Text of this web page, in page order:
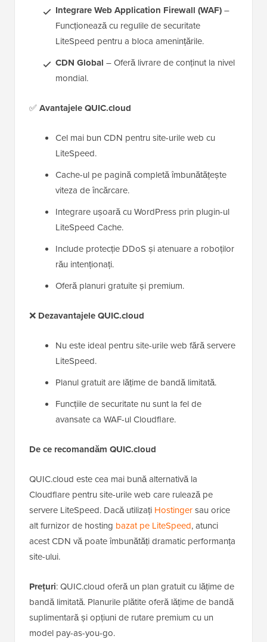
Integrare Web Application Firewall (WAF)–
Funcționează cu regulile de securitate
LiteSpeed pentru a bloca amenințările.
CDN Global – Oferă livrare de conținut la nivel
mondial.
✅Avantajele QUIC.cloud
Cel mai bun CDN pentru site-urile web cu
LiteSpeed.
Cache-ul pe pagină completă îmbunătățește
viteza de încărcare.
Integrare ușoară cu WordPress prin plugin-ul
LiteSpeed Cache.
Include protecție DDoS și atenuare a roboților
rău intenționați.
Oferă planuri gratuite și premium.
❌ Dezavantajele QUIC.cloud
Nu este ideal pentru site-urile web fără servere
LiteSpeed.
Planul gratuit are lățime de bandă limitată.
Funcțiile de securitate nu sunt la fel de
avansate ca WAF-ul Cloudflare.
De ce recomandăm QUIC.cloud
QUIC.cloud este cea mai bună alternativă la
Cloudflare pentru site-urile web care rulează pe
servere LiteSpeed. Dacă utilizați Hostingersau orice
alt furnizor de hosting bazat pe LiteSpeed, atunci
acest CDN vă poate îmbunătăți dramatic performanța
site-ului.
Prețuri: QUIC.cloud oferă un plan gratuit cu lățime de
bandă limitată. Planurile plătite oferă lățime de bandă
suplimentară și opțiuni de rutare premium cu un
model pay-as-you-go.